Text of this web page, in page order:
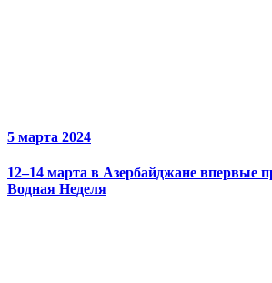
5 марта 2024
12–14 марта в Азербайджане впервые
Водная Неделя